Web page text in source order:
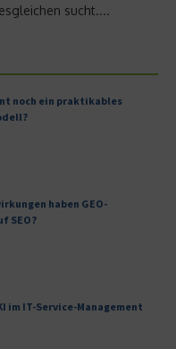
sucht....
noch ein praktikables
haben GEO-
SEO?
im IT-Service-Management